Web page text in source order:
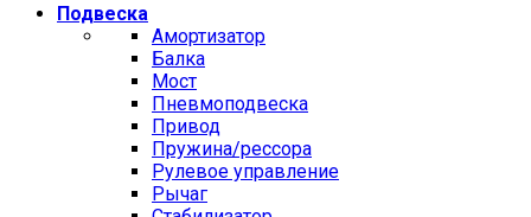
Подвеска
Амортизатор
Балка
Мост
Пневмоподвеска
Привод
Пружина/рессора
Рулевое управление
Рычаг